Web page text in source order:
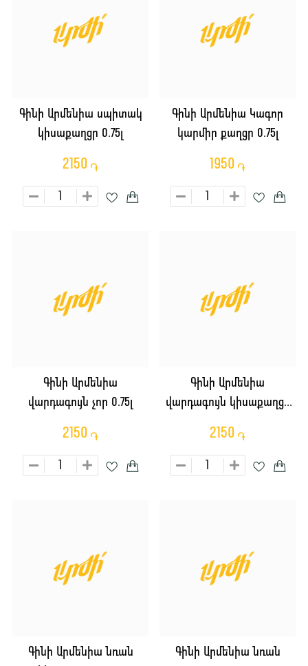
Գինի Արմենիա սպիտակ
կիսաքաղցր 0.75լ
2150 ֏
Գինի Արմենիա Կագոր
կարմիր քաղցր 0.75լ
1950 ֏
Գինի Արմենիա
վարդագույն չոր 0.75լ
2150 ֏
Գինի Արմենիա
վարդագույն կիսաքաղցր
2150 ֏
Գինի Արմենիա նռան
Գինի Արմենիա նռան